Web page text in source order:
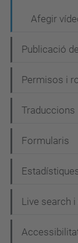
Afegir
Publicació
Permisos i
Traduccions
Formularis
Live search